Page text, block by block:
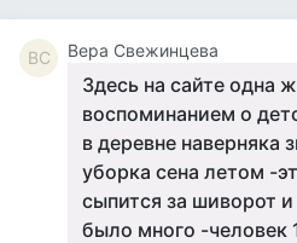
ВС Вера Свежинцева
Здесь на сайте одна
воспоминанием о
в деревне наверняка
уборка сена летом -
сыпится за шиворот
было много -человек